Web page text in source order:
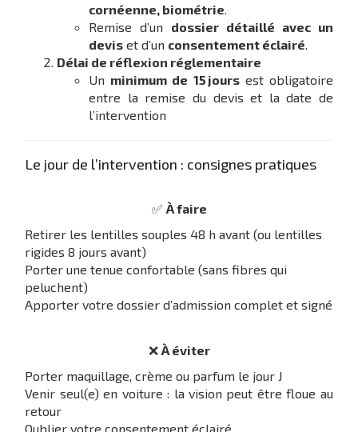
cornéenne, biométrie
Remise d’un dossier détaillé avec un
devis et d’un consentement éclairé
Délai de réflexion réglementaire
Un minimum de 15 joursest obligatoire
entre la remise du devis et la date de
l’intervention
Le jour de l’intervention : consignes pratiques
✅ À faire
Retirer les lentilles souples 48 h avant (ou lentilles
rigides 8 jours avant)
Porter une tenue confortable (sans fibres qui
peluchent)
Apporter votre dossier d’admission complet et signé
❌ À éviter
Porter maquillage, crème ou parfum le jour J
Venir seul(e) en voiture : la vision peut être floue au
retour
Oublier votre consentement éclairé